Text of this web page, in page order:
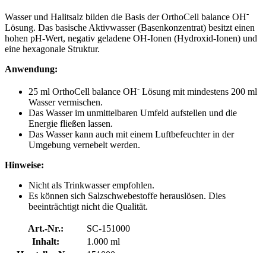
Wasser und Halitsalz bilden die Basis der OrthoCell balance OH-
Lösung. Das basische Aktivwasser (Basenkonzentrat) besitzt einen
hohen pH-Wert, negativ geladene OH-Ionen (Hydroxid-Ionen) und
eine hexagonale Struktur.
Anwendung:
25 ml OrthoCell balance OH- Lösung mit mindestens 200 ml
Wasser vermischen.
Das Wasser im unmittelbaren Umfeld aufstellen und die
Energie fließen lassen.
Das Wasser kann auch mit einem Luftbefeuchter in der
Umgebung vernebelt werden.
Hinweise:
Nicht als Trinkwasser empfohlen.
Es können sich Salzschwebestoffe herauslösen. Dies
beeinträchtigt nicht die Qualität.
Art.-Nr.:
SC-151000
Inhalt:
1.000 ml